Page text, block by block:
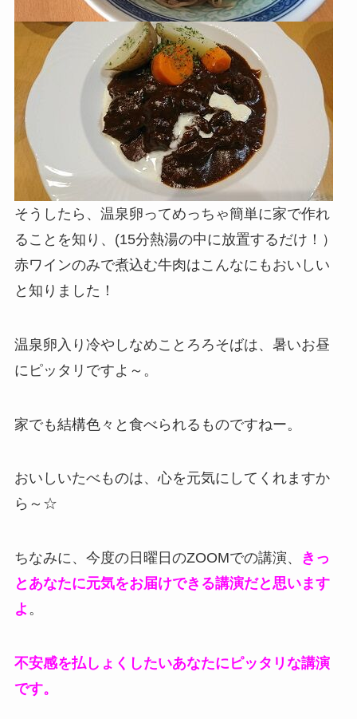
そうしたら、温泉卵ってめっちゃ簡単に家で作れ
ることを知り、(15分熱湯の中に放置するだけ！）
赤ワインのみで煮込む牛肉はこんなにもおいしい
と知りました！
温泉卵入り冷やしなめことろろそばは、暑いお昼
にピッタリですよ～。
家でも結構色々と食べられるものですねー。
おいしいたべものは、心を元気にしてくれますか
ら～☆
ちなみに、今度の日曜日のZOOMでの講演、
きっ
とあなたに元気をお届けできる講演だと思います
よ 。
不安感を払しょくしたいあなたにピッタリな講演
です。